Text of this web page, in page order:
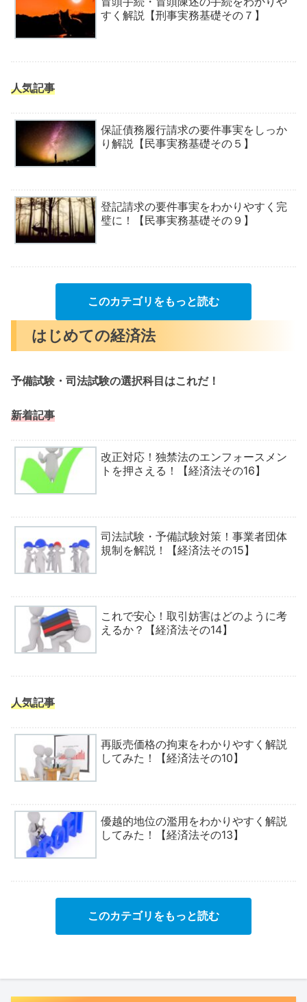
すく解説【刑事実務基礎その７】
人気記事
保証債務履行請求の要件事実をしっか
り解説【民事実務基礎その５】
登記請求の要件事実をわかりやすく完
璧に！【民事実務基礎その９】
このカテゴリをもっと読む
はじめての経済法
予備試験・司法試験の選択科目はこれだ！
新着記事
改正対応！独禁法のエンフォースメン
トを押さえる！【経済法その16】
司法試験・予備試験対策！事業者団体
規制を解説！【経済法その15】
これで安心！取引妨害はどのように考
えるか？【経済法その14】
人気記事
再販売価格の拘束をわかりやすく解説
してみた！【経済法その10】
優越的地位の濫用をわかりやすく解説
してみた！【経済法その13】
このカテゴリをもっと読む